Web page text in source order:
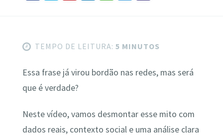
TEMPO DE LEITURA: 5 MINUTOS
Essa frase já virou bordão nas redes, mas será
que é verdade?
Neste vídeo, vamos desmontar esse mito com
dados reais, contexto social e uma análise clara